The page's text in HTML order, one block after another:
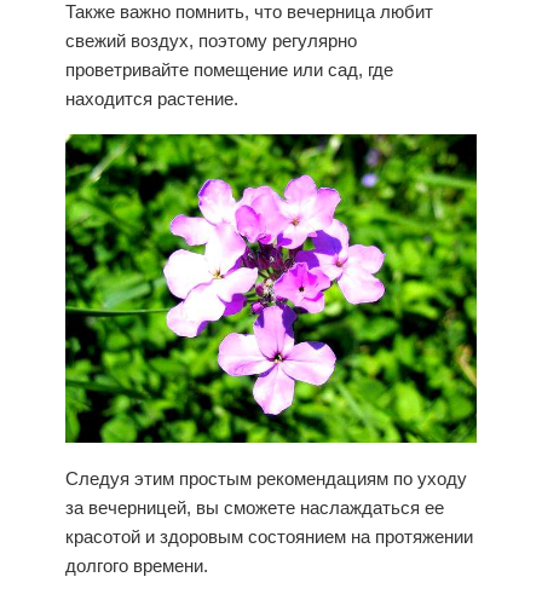
Также важно помнить, что вечерница любит
свежий воздух, поэтому регулярно
проветривайте помещение или сад, где
находится растение.
Следуя этим простым рекомендациям по уходу
за вечерницей, вы сможете наслаждаться ее
красотой и здоровым состоянием на протяжении
долгого времени.